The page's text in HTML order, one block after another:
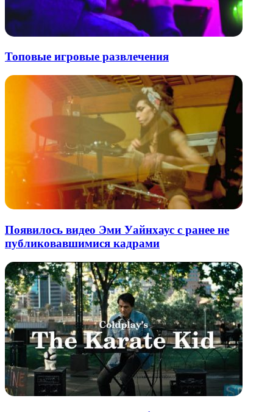
Топовые игровые развлечения
Появилось видео Эми Уайнхаус с ранее не
публиковавшимися кадрами